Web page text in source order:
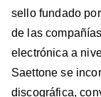
sello fundado
de las
electrónica a
Saettone se
discográfica,